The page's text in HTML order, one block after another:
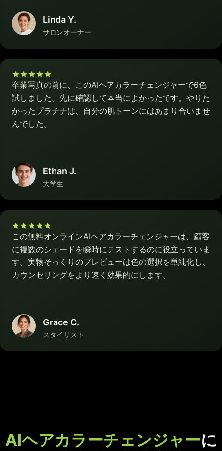
Linda Y.
サロンオーナー
卒業写真の前に、このAIヘアカラーチェンジャーで6色
試しました。先に確認して本当によかったです。やりた
かったプラチナは、自分の肌トーンにはあまり合いませ
んでした。
Ethan J.
大学生
この無料オンラインAIヘアカラーチェンジャーは、顧客
に複数のシェードを瞬時にテストするのに役立っていま
す。実物そっくりのプレビューは色の選択を単純化し、
カウンセリングをより速く効果的にします。
Grace C.
スタイリスト
AIヘアカラーチェンジャーに